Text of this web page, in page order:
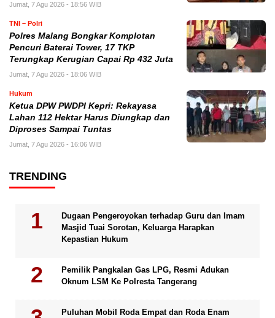
Jumat, 7 Agu 2026 - 18:56 WIB
TNI – Polri
Polres Malang Bongkar Komplotan
Pencuri Baterai Tower, 17 TKP
Terungkap Kerugian Capai Rp 432 Juta
Jumat, 7 Agu 2026 - 18:06 WIB
Hukum
Ketua DPW PWDPI Kepri: Rekayasa
Lahan 112 Hektar Harus Diungkap dan
Diproses Sampai Tuntas
Jumat, 7 Agu 2026 - 16:06 WIB
TRENDING
Dugaan Pengeroyokan terhadap Guru dan Imam
Masjid Tuai Sorotan, Keluarga Harapkan
Kepastian Hukum
Pemilik Pangkalan Gas LPG, Resmi Adukan
Oknum LSM Ke Polresta Tangerang
Puluhan Mobil Roda Empat dan Roda Enam